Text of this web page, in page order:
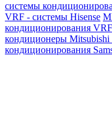
системы
VRF - системы Hisense
кондиционирования
кондиционеры Mitsubishi
кондиционирования